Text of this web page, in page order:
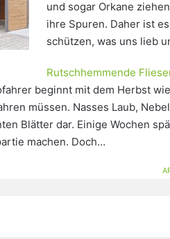
und sogar Orkane
ihre Spuren. Daher ist
schützen, was uns lieb
Rutschhemmende
beginnt mit dem Herbst
müssen. Nasses Laub,
Blätter dar. Einige Wochen
machen. Doch…